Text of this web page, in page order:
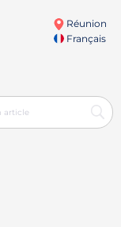
Réunion
Français